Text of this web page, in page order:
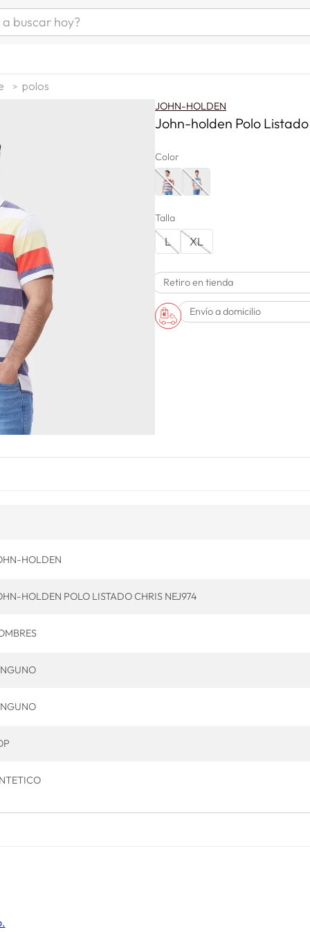
hoy?
polos
JOHN-HOLDEN
John-holden Polo
Color
Talla
L XL
Retiro en tienda
Envío a domicilio
HOLDEN
HOLDEN POLO LISTADO CHRIS NEJ974